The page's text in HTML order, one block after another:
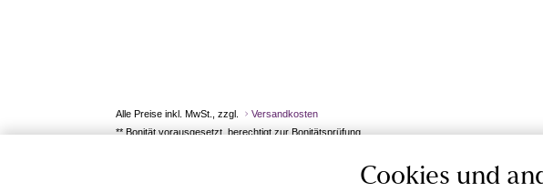
Alle Preise inkl. MwSt., zzgl.
Versandkosten
** Bonität vorausgesetzt, berechtigt zur Bonitätsprüfung
Cookies und